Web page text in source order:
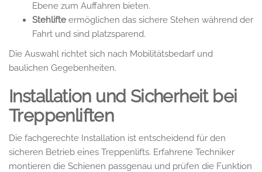
Ebene zum Auffahren bieten.
Stehlifte ermöglichen das sichere Stehen während der
Fahrt und sind platzsparend.
Die Auswahl richtet sich nach Mobilitätsbedarf und
baulichen Gegebenheiten.
Installation und Sicherheit bei
Treppenliften
Die fachgerechte Installation ist entscheidend für den
sicheren Betrieb eines Treppenlifts. Erfahrene Techniker
montieren die Schienen passgenau und prüfen die Funktion